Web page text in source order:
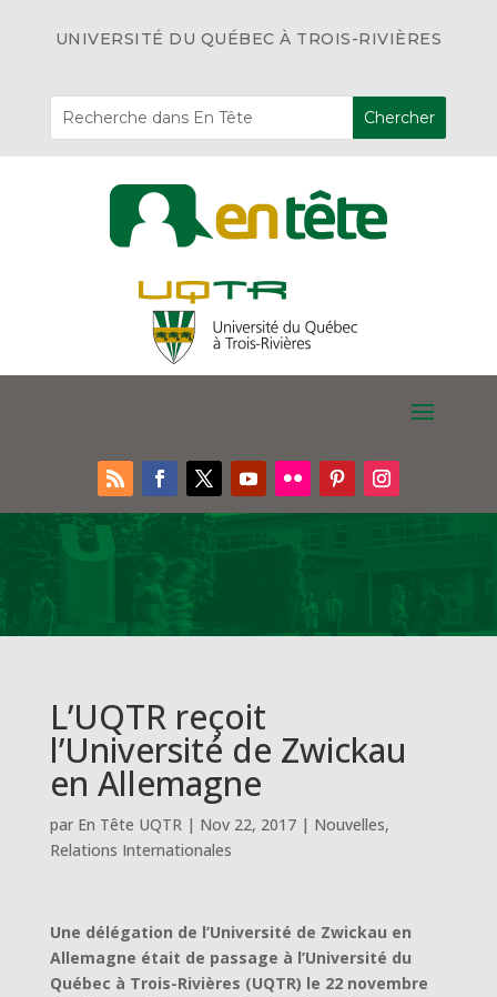
UNIVERSITÉ DU QUÉBEC À TROIS-RIVIÈRES
L’UQTR reçoit
l’Université de Zwickau
en Allemagne
par En Tête UQTR| Nov 22, 2017| Nouvelles,
Relations Internationales
Une délégation de l’Université de Zwickau en
Allemagne était de passage à l’Université du
Québec à Trois-Rivières (UQTR) le 22 novembre